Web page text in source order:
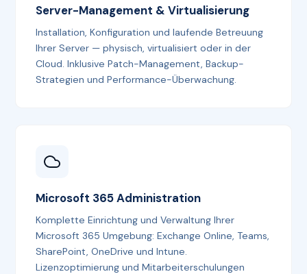
Server-Management & Virtualisierung
Installation, Konfiguration und laufende Betreuung
Ihrer Server — physisch, virtualisiert oder in der
Cloud. Inklusive Patch-Management, Backup-
Strategien und Performance-Überwachung.
Microsoft 365 Administration
Komplette Einrichtung und Verwaltung Ihrer
Microsoft 365 Umgebung: Exchange Online, Teams,
SharePoint, OneDrive und Intune.
Lizenzoptimierung und Mitarbeiterschulungen